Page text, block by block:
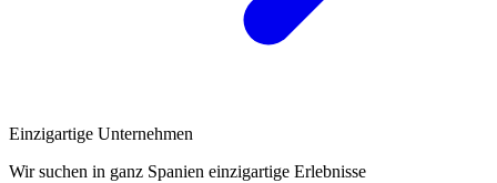
Einzigartige Unternehmen
Wir suchen in ganz Spanien einzigartige Erlebnisse